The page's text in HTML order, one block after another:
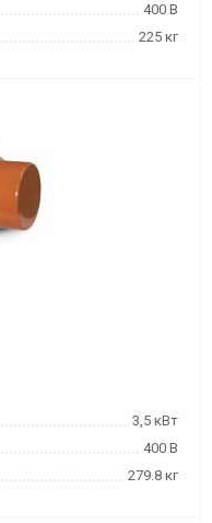
400 В
225 кг
3,5 кВт
400 В
279.8 кг